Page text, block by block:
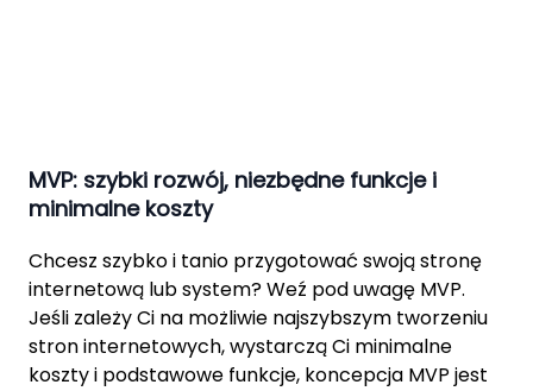
MVP: szybki rozwój, niezbędne funkcje i
minimalne koszty
Chcesz szybko i tanio przygotować swoją stronę
internetową lub system? Weź pod uwagę MVP.
Jeśli zależy Ci na możliwie najszybszym tworzeniu
stron internetowych, wystarczą Ci minimalne
koszty i podstawowe funkcje, koncepcja MVP jest